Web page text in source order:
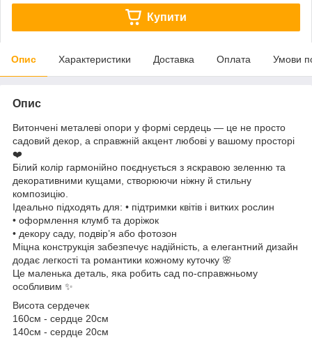
Купити
Опис Характеристики Доставка Оплата Умови
Опис
Витончені металеві опори у формі сердець — це не просто
садовий декор, а справжній акцент любові у вашому просторі
❤️
Білий колір гармонійно поєднується з яскравою зеленню та
декоративними кущами, створюючи ніжну й стильну
композицію.
Ідеально підходять для: • підтримки квітів і витких рослин
• оформлення клумб та доріжок
• декору саду, подвір’я або фотозон
Міцна конструкція забезпечує надійність, а елегантний дизайн
додає легкості та романтики кожному куточку 🌸
Це маленька деталь, яка робить сад по-справжньому
особливим ✨
Висота сердечек
160см - сердце 20см
140см - сердце 20см